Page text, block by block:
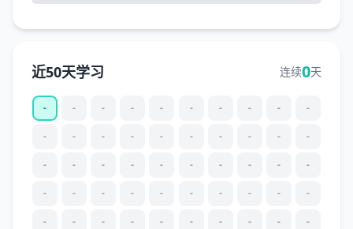
近50天学习 连续0天
- - - - - - - - - -
- - - - - - - - - -
- - - - - - - - - -
- - - - - - - - - -
- - - - - - - - - -